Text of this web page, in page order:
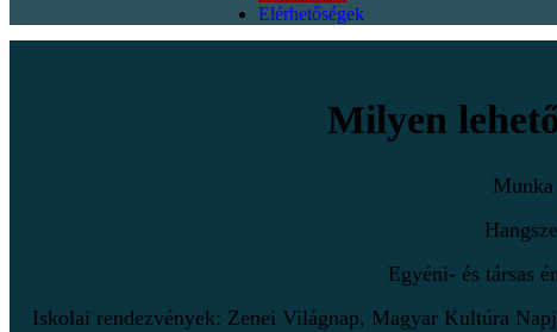
Elérhetőségek
Milyen
Munka
Egyéni- és társas
Iskolai rendezvények: Zenei Világnap, Magyar Kultúra